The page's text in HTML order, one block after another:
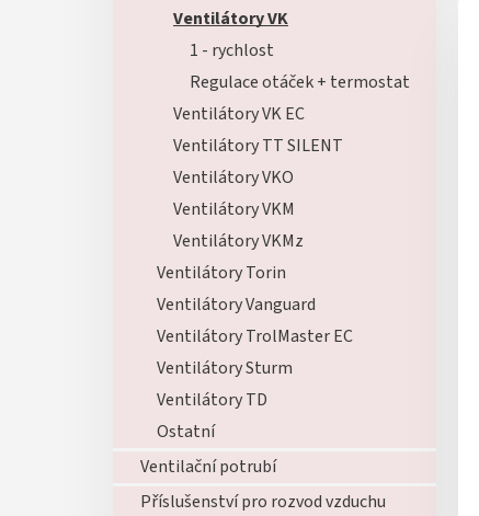
Ventilátory VK
1 - rychlost
Regulace otáček + termostat
Ventilátory VK EC
Ventilátory TT SILENT
Ventilátory VKO
Ventilátory VKM
Ventilátory VKMz
Ventilátory Torin
Ventilátory Vanguard
Ventilátory TrolMaster EC
Ventilátory Sturm
Ventilátory TD
Ostatní
Ventilační potrubí
Příslušenství pro rozvod vzduchu